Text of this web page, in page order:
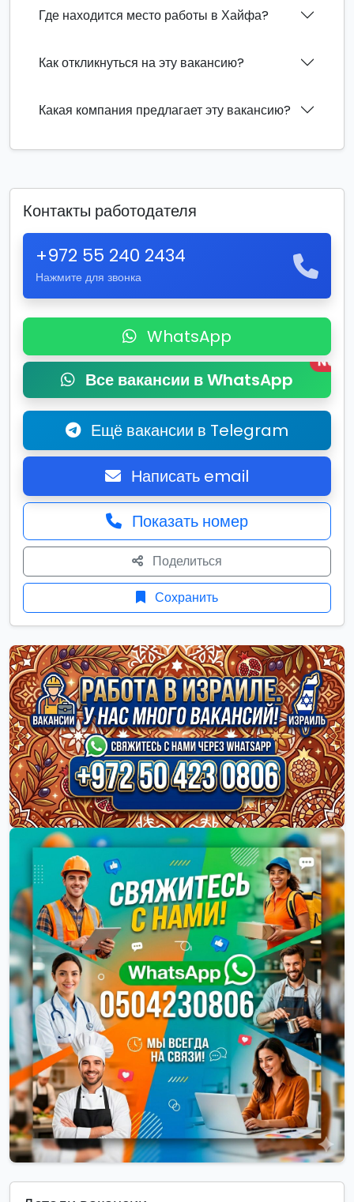
Где находится место работы в Хайфа?
Как откликнуться на эту вакансию?
Какая компания предлагает эту вакансию?
Контакты работодателя
+972 55 240 2434
Нажмите для звонка
WhatsApp
Все вакансии в WhatsApp
New
Ещё вакансии в Telegram
Написать email
Показать номер
Поделиться
Сохранить